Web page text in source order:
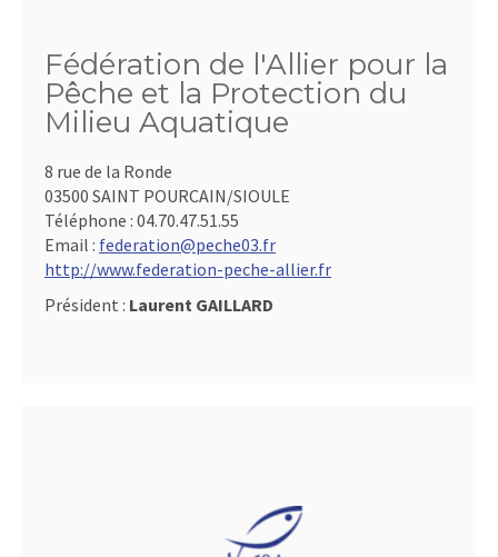
Fédération de l'Allier pour la
Pêche et la Protection du
Milieu Aquatique
8 rue de la Ronde
03500 SAINT POURCAIN/SIOULE
Téléphone : 04.70.47.51.55
Email : federation@peche03.fr
http://www.federation-peche-allier.fr
Président : Laurent GAILLARD